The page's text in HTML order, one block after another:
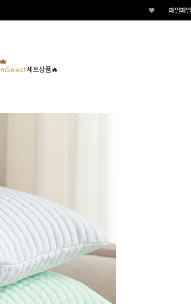
매일매일 터지는 룰렛이벤트 지금
세트상품🔥